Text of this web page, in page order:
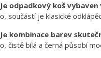
odpadkový koš vybaven
součástí je klasické
kombinace barev
čistě bílá a černá působí